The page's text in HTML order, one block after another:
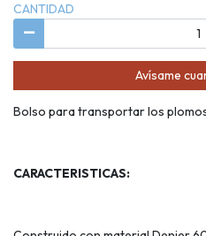
CANTIDAD
Avísame
Bolso para transportar los
CARACTERISTICAS: